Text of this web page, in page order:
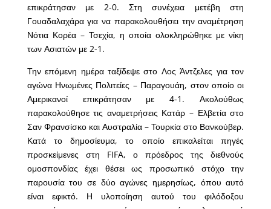
επικράτησαν με 2-0. Στη συνέχεια μετέβη στη
Γουαδαλαχάρα για να παρακολουθήσει την αναμέτρηση
Νότια Κορέα – Τσεχία, η οποία ολοκληρώθηκε με νίκη
των Ασιατών με 2-1.
Την επόμενη ημέρα ταξίδεψε στο Λος Άντζελες για τον
αγώνα Ηνωμένες Πολιτείες – Παραγουάη, στον οποίο οι
Αμερικανοί επικράτησαν με 4-1. Ακολούθως
παρακολούθησε τις αναμετρήσεις Κατάρ – Ελβετία στο
Σαν Φρανσίσκο και Αυστραλία – Τουρκία στο Βανκούβερ.
Κατά το δημοσίευμα, το οποίο επικαλείται πηγές
προσκείμενες στη FIFA, ο πρόεδρος της διεθνούς
ομοσπονδίας έχει θέσει ως προσωπικό στόχο την
παρουσία του σε δύο αγώνες ημερησίως, όπου αυτό
είναι εφικτό. Η υλοποίηση αυτού του φιλόδοξου